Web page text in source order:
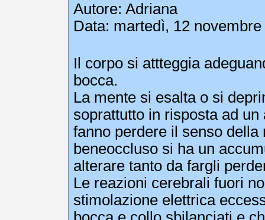
Autore: Adriana
Data: martedì, 12
Il corpo si attteggia
bocca.
La mente si esalta o si
soprattutto in risposta ad
fanno perdere il senso
beneoccluso si ha un
alterare tanto da fargli
Le reazioni cerebrali fuori
stimolazione elettrica